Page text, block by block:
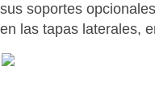
sus soportes
en las tapas laterales,